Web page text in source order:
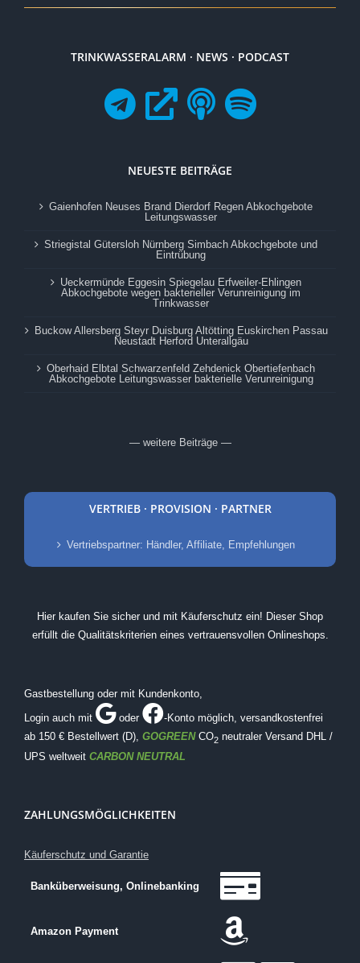
TRINKWASSERALARM · NEWS · PODCAST
NEUESTE BEITRÄGE
Gaienhofen Neuses Brand Dierdorf Regen Abkochgebote
Leitungswasser
Striegistal Gütersloh Nürnberg Simbach Abkochgebote und
Eintrübung
Ueckermünde Eggesin Spiegelau Erfweiler-Ehlingen
Abkochgebote wegen bakterieller Verunreinigung im
Trinkwasser
Buckow Allersberg Steyr Duisburg Altötting Euskirchen Passau
Neustadt Herford Unterallgäu
Oberhaid Elbtal Schwarzenfeld Zehdenick Obertiefenbach
Abkochgebote Leitungswasser bakterielle Verunreinigung
— weitere Beiträge —
VERTRIEB · PROVISION · PARTNER
Vertriebspartner: Händler, Affiliate, Empfehlungen
Hier kaufen Sie sicher und mit Käuferschutz ein! Dieser Shop
erfüllt die Qualitätskriterien eines vertrauensvollen Onlineshops.
Gastbestellung oder mit Kundenkonto,
Login auch mit
oder -Konto möglich , versandkostenfrei
ab 150 € Bestellwert (D), GOGREENCO2 neutraler Versand DHL /
UPS weltweit CARBON NEUTRAL
ZAHLUNGSMÖGLICHKEITEN
Käuferschutz und Garantie
Banküberweisung, Onlinebanking
Amazon Payment